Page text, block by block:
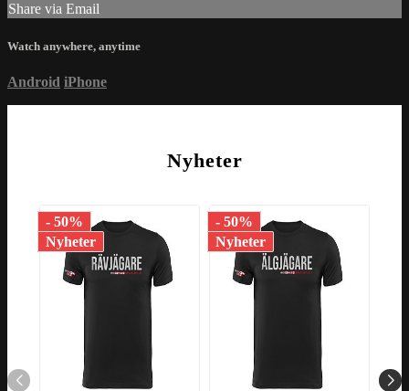
Share via Email
Watch anywhere, anytime
Android iPhone
Nyheter
- 50%
Nyheter
- 50%
Nyheter